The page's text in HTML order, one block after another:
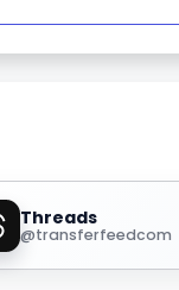
Threads
@transferfeedcom